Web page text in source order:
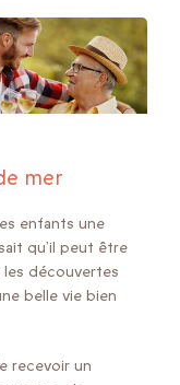
mer
enfants une
qu’il peut être
les découvertes
belle vie bien
recevoir un